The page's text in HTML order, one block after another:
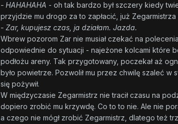
- HAHAHAHA - oh tak bardzo był szczery kiedy
przyjdzie mu drogo za to zapłacić, już
- Zar, kupujesz czas, ja działam. Jazda.
Wbrew pozorom Zar nie musiał czekać na
odpowiednie do sytuacji - najeżone kolcami które
podłożu areny. Tak przygotowany, poczekał aż
było powietrze. Pozwolił mu przez chwilę szaleć w
się pożywił.
W międzyczasie Zegarmistrz nie tracił czasu na
dopiero zrobić mu krzywdę. Co to to nie. Ale nie
a czego nie mógł zrobić Zegarmistrz, dlatego też